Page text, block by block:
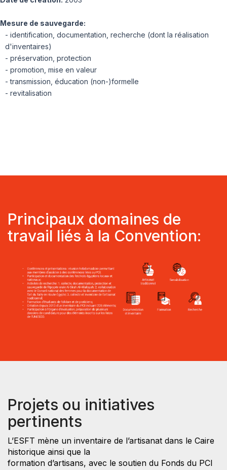
Mesure de sauvegarde:
- identification, documentation, recherche (dont la réalisation
d'inventaires)
- préservation, protection
- promotion, mise en valeur
- transmission, éducation (non-)formelle
- revitalisation
Principaux domaines de
travail liés à la Convention:
Projets ou initiatives
pertinents
L’ESFT mène un inventaire de l’artisanat dans le Caire
historique ainsi que la
formation d’artisans, avec le soutien du Fonds du PCI